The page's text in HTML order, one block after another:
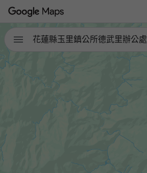
 花蓮縣玉里鎮公所德武里辦公處